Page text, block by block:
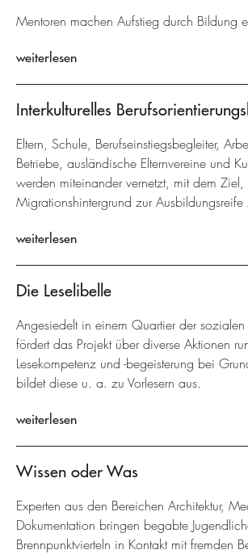
Mentoren machen Aufstieg durch Bildung
weiterlesen
Interkulturelles
Eltern, Schule, Berufseinstiegsbegleiter,
Betriebe, ausländische Elternvereine und
werden miteinander vernetzt, mit dem Ziel,
Migrationshintergrund zur Ausbildungsreife
weiterlesen
Die Leselibelle
Angesiedelt in einem Quartier der
fördert das Projekt über diverse Aktionen
Lesekompetenz und -begeisterung bei
bildet diese u. a. zu Vorlesern aus.
weiterlesen
Wissen oder Was
Experten aus den Bereichen Architektur,
Dokumentation bringen begabte
Brennpunktvierteln in Kontakt mit fremden